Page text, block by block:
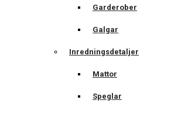
Garderober
Galgar
Inredningsdetaljer
Mattor
Speglar